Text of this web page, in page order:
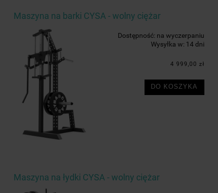
Maszyna na barki CYSA - wolny ciężar
Dostępność: na wyczerpaniu
Wysyłka w: 14 dni
4 999,00 zł
DO KOSZYKA
Maszyna na łydki CYSA - wolny ciężar